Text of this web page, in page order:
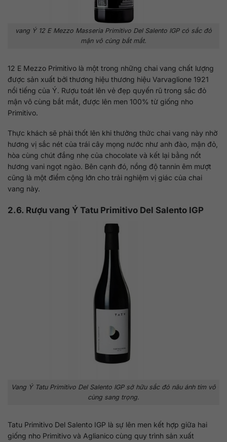
vang Ý 12 E Mezzo Masseria Primitivo Del Salento IGP có sắc đỏ
mận vô cùng bắt mắt.
12 E Mezzo Primitivo là một trong những chai vang chất lượng
được sản xuất bởi thương hiệu thương hiệu Varvaglione 1921
nổi tiếng của Ý. Rượu toát lên vẻ đẹp quyến rũ trong sắc đỏ
mận vô cùng bắt mắt, được lên men 100% từ giống nho
Primitivo.
Thực khách sẽ phải thốt lên khi thưởng thức chai vang này nhờ
hương vị sắc nét của trái cây mọng nước như anh đào, mận đỏ,
hòa cùng chút đắng nhẹ của chocolate và kết lại bằng nốt
hương vani ngọt ngào. Bên cạnh đó, nồng độ tannin êm mượt
cũng là một điểm cộng lớn cho trải nghiệm vị giác của chai
vang này.
2.6. Rượu vang Ý Tatu Primitivo Del Salento IGP
Vang Ý Tatu Primitivo Del Salento IGP sở hữu sắc đỏ nâu ánh tím vô
cùng sang trọng.
Tatu Primitivo Del Salento IGP là sự lên men kết hợp giữa hai
giống nho Primitivo và Aglianico cùng quy trình sản xuất